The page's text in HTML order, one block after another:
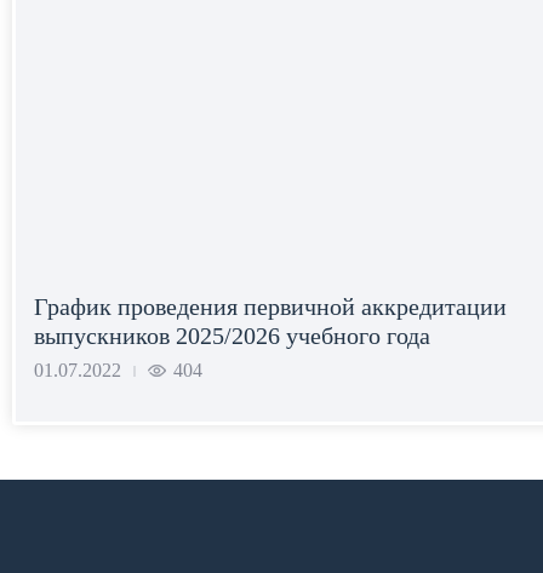
График проведения первичной аккредитации
выпускников 2025/2026 учебного года
01.07.2022 | 404